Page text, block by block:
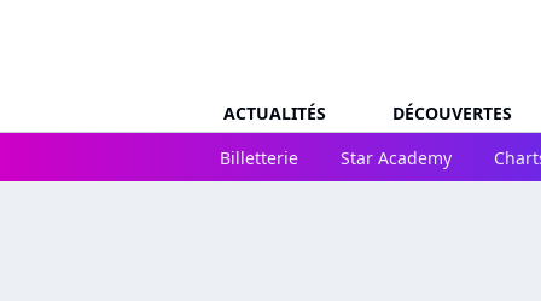
ACTUALITÉS
DÉCOUVERTES
Billetterie
Star Academy